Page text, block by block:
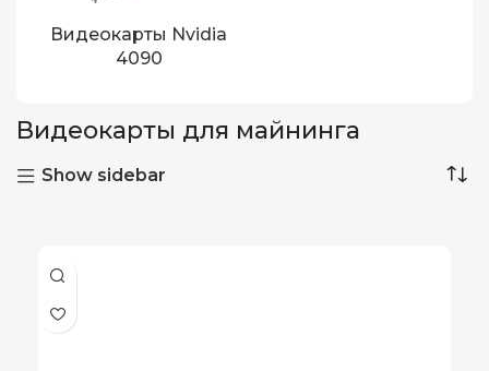
Видеокарты Nvidia
4090
Видеокарты для майнинга
Show sidebar